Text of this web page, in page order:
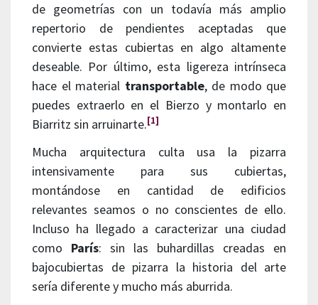
de geometrías con un todavía más amplio
repertorio de pendientes aceptadas que
convierte estas cubiertas en algo altamente
deseable. Por último, esta ligereza intrínseca
hace el material transportable, de modo que
puedes extraerlo en el Bierzo y montarlo en
Biarritz sin arruinarte.[1]
Mucha arquitectura culta usa la pizarra
intensivamente para sus cubiertas,
montándose en cantidad de edificios
relevantes seamos o no conscientes de ello.
Incluso ha llegado a caracterizar una ciudad
como París: sin las buhardillas creadas en
bajocubiertas de pizarra la historia del arte
sería diferente y mucho más aburrida.